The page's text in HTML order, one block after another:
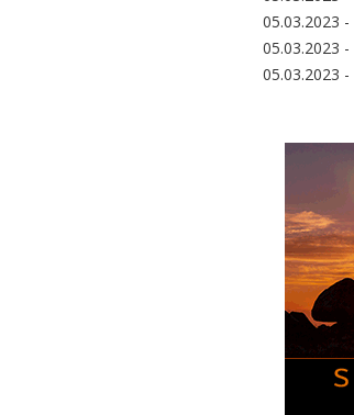
05.03.2023 -
05.03.2023 -
05.03.2023 -